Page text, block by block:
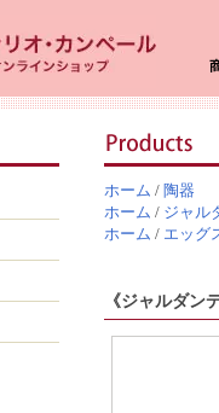
ホーム / 陶器
ホーム / ジャル
ホーム / エッグ
《ジャル